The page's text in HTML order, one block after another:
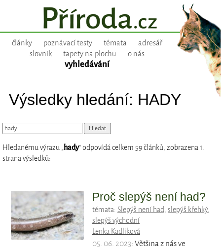
články poznávací testy témata
adresář
slovník
tapety na plochu o nás
vyhledávání
Výsledky hledání: HADY
Hledanému výrazu „hady“ odpovídá celkem 59 článků, zobrazena 1.
strana výsledků:
Proč slepýš není had?
témata: Slepýš není had, slepýš křehký,
slepýš východní
Lenka Kadlíková
05. 06. 2023: Většina z nás ve